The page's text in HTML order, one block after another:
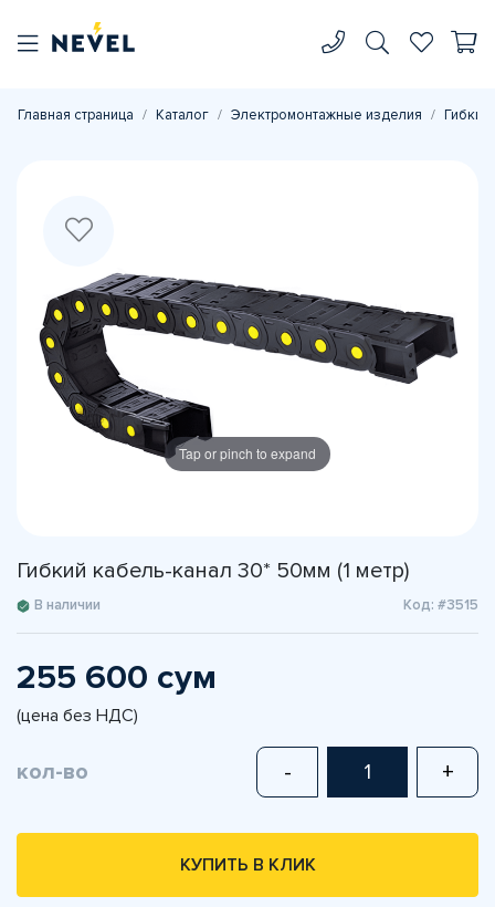
Главная страница Каталог Электромонтажные изделия
Tap or pinch to expand
Гибкий кабель-канал 30* 50мм (1 метр)
В наличии Код: #3515
255 600 сум
(цена без НДС)
кол-во - +
КУПИТЬ В КЛИК